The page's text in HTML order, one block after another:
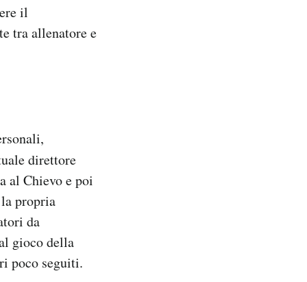
il
tra allenatore e
direttore
al Chievo e poi
propria
da
gioco della
poco seguiti.